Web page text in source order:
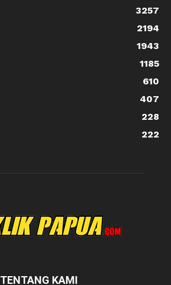
3257
2194
1943
1185
610
407
228
222
TENTANG KAMI